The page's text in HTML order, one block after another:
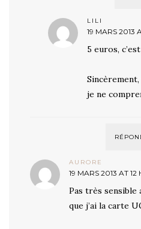
LILI
19 MARS 2013
5 euros,
je ne
AURORE
19 MARS 2013 AT 12
Pas très sensible
que j’ai la carte